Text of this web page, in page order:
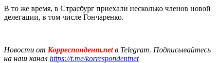
В то же время, в Страсбург приехали несколько членов новой
делегации, в том числе Гончаренко.
Новости от Корреспондент.netв Telegram. Подписывайтесь
на наш канал https://t.me/korrespondentnet